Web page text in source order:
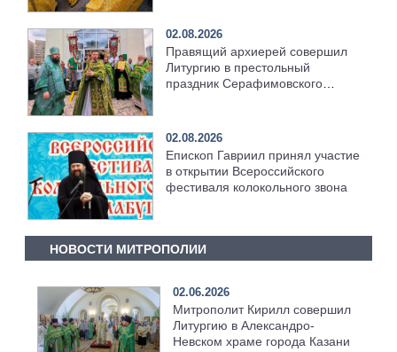
02.08.2026
Правящий архиерей совершил
Литургию в престольный
праздник Серафимовского
02.08.2026
Епископ Гавриил принял участие
в открытии Всероссийского
фестиваля колокольного звона
НОВОСТИ МИТРОПОЛИИ
02.06.2026
Митрополит Кирилл совершил
Литургию в Александро-
Невском храме города Казани